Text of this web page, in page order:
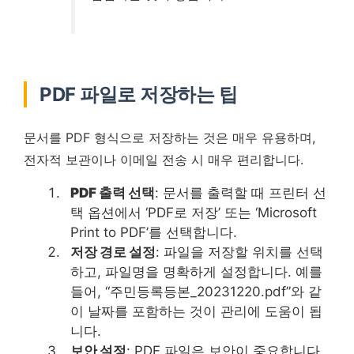
PDF 파일로 저장하는 팁
문서를 PDF 형식으로 저장하는 것은 매우 유용하며,
전자적 보관이나 이메일 전송 시 매우 편리합니다.
PDF 출력 선택: 문서를 출력할 때 프린터 선
택 옵션에서 ‘PDF로 저장’ 또는 ‘Microsoft
Print to PDF’를 선택합니다.
저장 경로 설정: 파일을 저장할 위치를 선택
하고, 파일명을 명확하게 설정합니다. 예를
들어, “주민등록등본_20231220.pdf”와 같
이 날짜를 포함하는 것이 관리에 도움이 됩
니다.